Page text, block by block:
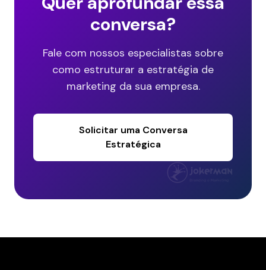
conversa?
Fale com nossos especialistas sobre
como estruturar a estratégia de
marketing da sua empresa.
Solicitar uma Conversa
Estratégica